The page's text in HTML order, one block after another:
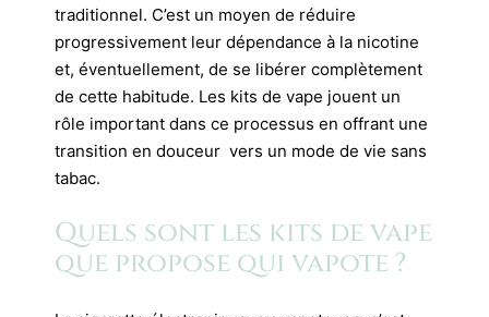
traditionnel. C’est un moyen de réduire
progressivement leur dépendance à la nicotine
et, éventuellement, de se libérer complètement
de cette habitude. Les kits de vape jouent un
rôle important dans ce processus en offrant une
transition en douceur vers un mode de vie sans
tabac.
Quels sont les kits de vape
que propose qui vapote ?